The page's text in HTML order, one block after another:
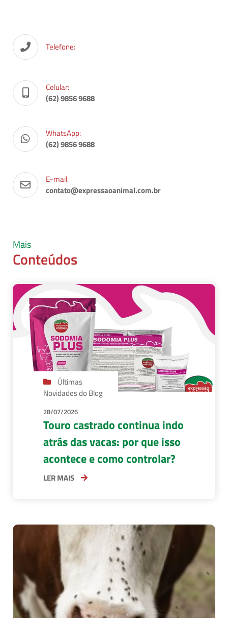
Telefone:
Celular:
(62) 9856 9688
WhatsApp:
(62) 9856 9688
E-mail:
contato@expressaoanimal.com.br
Mais
Conteúdos
Últimas
Novidades do Blog
28/07/2026
Touro castrado continua indo
atrás das vacas: por que isso
acontece e como controlar?
LER MAIS